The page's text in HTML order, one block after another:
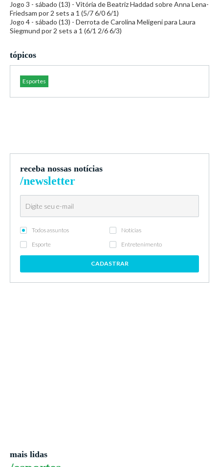
Jogo 3 - sábado (13) - Vitória de Beatriz Haddad sobre Anna Lena-
Friedsam por 2 sets a 1 (5/7 6/0 6/1)
Jogo 4 - sábado (13) - Derrota de Carolina Meligeni para Laura
Siegmund por 2 sets a 1 (6/1 2/6 6/3)
tópicos
Esportes
receba nossas notícias
/newsletter
Todos assuntos
Notícias
Esporte
Entretenimento
CADASTRAR
mais lidas